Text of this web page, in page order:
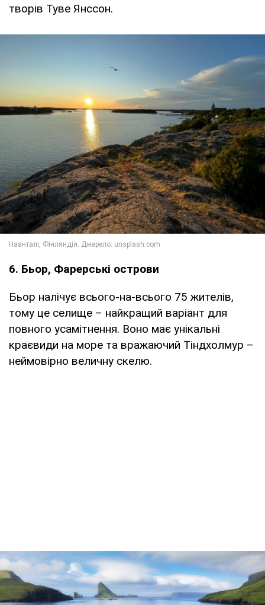
творів Туве Янссон.
6. Бьор, Фарерські острови
Бьор налічує всього-на-всього 75 жителів,
тому це селище – найкращий варіант для
повного усамітнення. Воно має унікальні
краєвиди на море та вражаючий Тіндхолмур –
неймовірно величну скелю.